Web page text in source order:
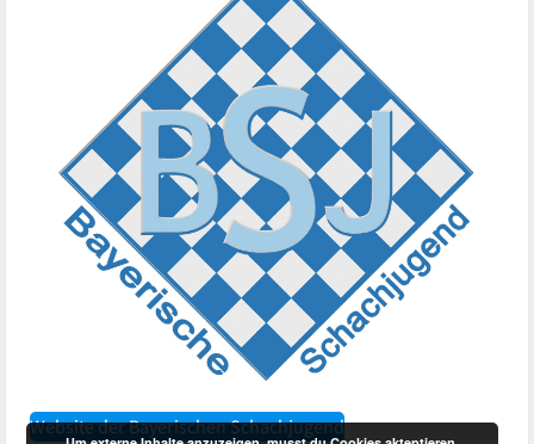
Website der Bayerischen Schachjugend